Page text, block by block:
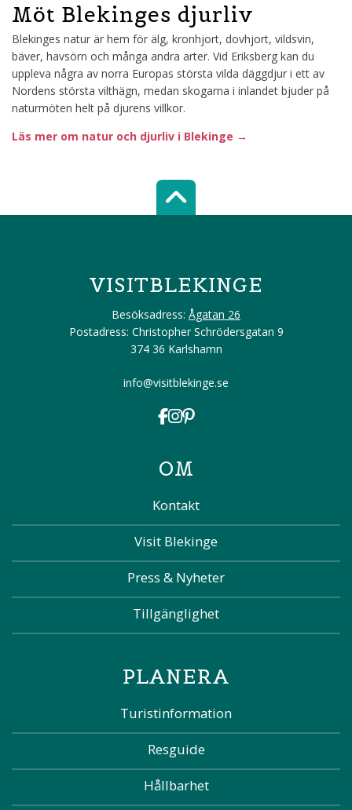
Möt Blekinges djurliv
Blekinges natur är hem för älg, kronhjort, dovhjort, vildsvin,
bäver, havsörn och många andra arter. Vid Eriksberg kan du
uppleva några av norra Europas största vilda däggdjur i ett av
Nordens största vilthägn, medan skogarna i inlandet bjuder på
naturmöten helt på djurens villkor.
Läs mer om natur och djurliv i Blekinge →
Scroll top of
VISITBLEKINGE
Besöksadress: Ågatan 26
Postadress: Christopher Schrödersgatan 9
374 36 Karlshamn
info@visitblekinge.se
OM
Kontakt
Visit Blekinge
Press & Nyheter
Tillgänglighet
PLANERA
Turistinformation
Resguide
Hållbarhet